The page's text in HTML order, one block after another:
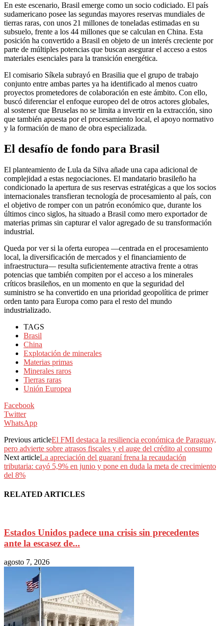
En este escenario, Brasil emerge como un socio codiciado. El país
sudamericano posee las segundas mayores reservas mundiales de
tierras raras, con unos 21 millones de toneladas estimadas en su
subsuelo, frente a los 44 millones que se calculan en China. Esta
posición ha convertido a Brasil en objeto de un interés creciente por
parte de múltiples potencias que buscan asegurar el acceso a estos
materiales esenciales para la transición energética.
El comisario Síkela subrayó en Brasilia que el grupo de trabajo
conjunto entre ambas partes ya ha identificado al menos cuatro
proyectos prometedores de colaboración en este ámbito. Con ello,
buscó diferenciar el enfoque europeo del de otros actores globales,
al sostener que Bruselas no se limita a invertir en la extracción, sino
que también apuesta por el procesamiento local, el apoyo normativo
y la formación de mano de obra especializada.
El desafío de fondo para Brasil
El planteamiento de Lula da Silva añade una capa adicional de
complejidad a estas negociaciones. El mandatario brasileño ha
condicionado la apertura de sus reservas estratégicas a que los socios
internacionales transfieran tecnología de procesamiento al país, con
el objetivo de romper con un patrón económico que, durante los
últimos cinco siglos, ha situado a Brasil como mero exportador de
materias primas sin capturar el valor agregado de su transformación
industrial.
Queda por ver si la oferta europea —centrada en el procesamiento
local, la diversificación de mercados y el financiamiento de
infraestructura— resulta suficientemente atractiva frente a otras
potencias que también compiten por el acceso a los minerales
críticos brasileños, en un momento en que la seguridad del
suministro se ha convertido en una prioridad geopolítica de primer
orden tanto para Europa como para el resto del mundo
industrializado.
TAGS
Brasil
China
Explotación de minerales
Materias primas
Minerales raros
Tierras raras
Unión Europea
Facebook
Twitter
WhatsApp
Previous articleEl FMI destaca la resiliencia económica de Paraguay,
pero advierte sobre atrasos fiscales y el auge del crédito al consumo
Next articleLa apreciación del guaraní frena la recaudación
tributaria: cayó 5,9% en junio y pone en duda la meta de crecimiento
del 8%
RELATED ARTICLES
Estados Unidos padece una crisis sin precedentes
ante la escasez de...
agosto 7, 2026